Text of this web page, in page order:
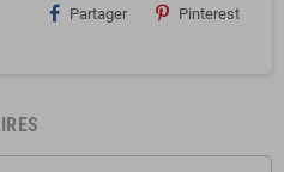
Partager Pinterest